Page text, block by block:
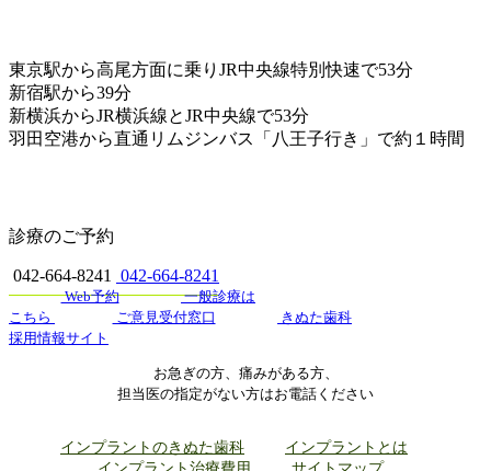
東京駅から高尾方面に乗りJR中央線特別快速で53分
新宿駅から39分
新横浜からJR横浜線とJR中央線で53分
羽田空港から直通リムジンバス「八王子行き」で約１時間
診療のご予約
042-664-8241 042-664-8241
Web予約
一般診療は
こちら
ご意見受付窓口
きぬた歯科
採用情報サイト
お急ぎの方、痛みがある方、
担当医の指定がない方はお電話ください
インプラントのきぬた歯科
インプラントとは